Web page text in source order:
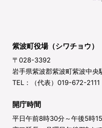
紫波町役場（シワチョウ）
〒028-3392
岩手県紫波郡紫波町紫波中央
TEL：（代表）019-672-
開庁時間
平日午前8時30分～午後5時